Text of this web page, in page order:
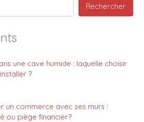
Rechercher
une cave humide : laquelle choisir
?
un commerce avec ses murs :
ou piège financier?